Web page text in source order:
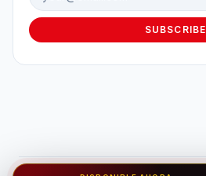
SUBSCRIBE